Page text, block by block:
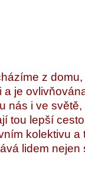
z
je
nás i ve
tou lepší
kolektivu a
lidem nejen